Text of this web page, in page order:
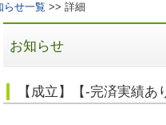
らせ一覧 >> 詳細
お知らせ
【成立】【‐完済実績